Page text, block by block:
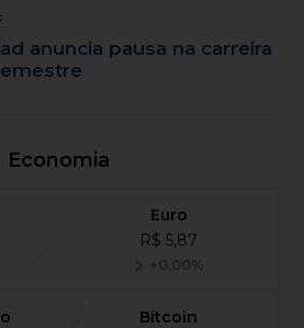
anuncia pausa na carreira
Economia
Euro
R$ 5,87
+0,00%
Bitcoin